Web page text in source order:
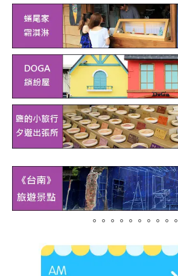
。。。。。。。。。。